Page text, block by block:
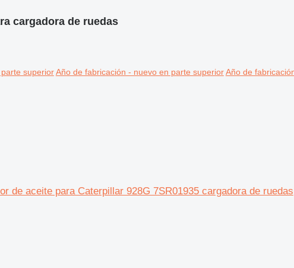
cargadora de ruedas
superior Año de fabricación - nuevo en parte superior Año de
de aceite para Caterpillar 928G 7SR01935 cargadora de ruedas